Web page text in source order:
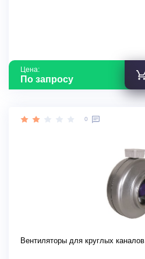
Цена:
По запросу
0
Вентиляторы для круглых каналов